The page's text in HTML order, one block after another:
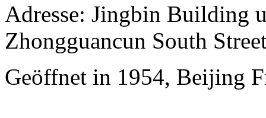
Adresse: Jingbin Building
Zhongguancun South
Geöffnet in 1954, Beijing